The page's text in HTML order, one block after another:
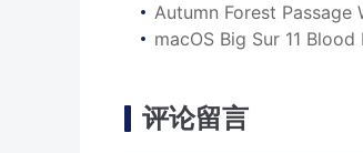
Autumn Forest Passage
macOS Big Sur 11 Blood
评论留言